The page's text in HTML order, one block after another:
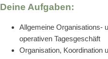
Deine Aufgaben:
Allgemeine Organisations-
operativen Tagesgeschäft
Organisation, Koordination